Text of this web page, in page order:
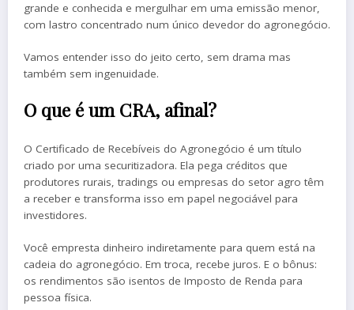
grande e conhecida e mergulhar em uma emissão menor,
com lastro concentrado num único devedor do agronegócio.
Vamos entender isso do jeito certo, sem drama mas
também sem ingenuidade.
O que é um CRA, afinal?
O Certificado de Recebíveis do Agronegócio é um título
criado por uma securitizadora. Ela pega créditos que
produtores rurais, tradings ou empresas do setor agro têm
a receber e transforma isso em papel negociável para
investidores.
Você empresta dinheiro indiretamente para quem está na
cadeia do agronegócio. Em troca, recebe juros. E o bônus:
os rendimentos são isentos de Imposto de Renda para
pessoa física.